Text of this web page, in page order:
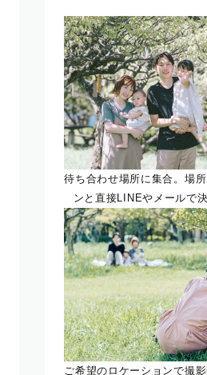
待ち合わせ場所に集合。場
ンと直接LINEやメールで
ご希望のロケーションで撮